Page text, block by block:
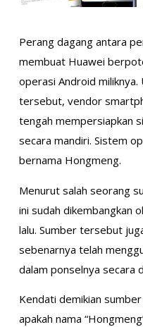
Perang dagang antara
membuat Huawei
operasi Android
tersebut, vendor
tengah mempersiapkan
secara mandiri. Sistem
bernama Hongmeng.
Menurut salah seorang
ini sudah dikembangkan
lalu. Sumber tersebut
sebenarnya telah
dalam ponselnya secara
Kendati demikian
apakah nama